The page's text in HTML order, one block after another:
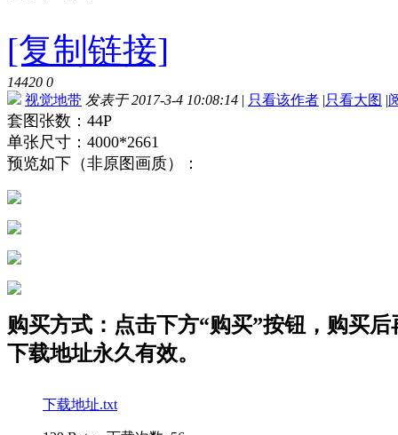
[复制链接]
14420 0
视觉地带 发表于 2017-3-4 10:08:14 | 只看该作者 |只看大图 |
套图张数：44P
单张尺寸：4000*2661
预览如下（非原图画质）：
购买方式：点击下方“购买”按钮，购买
下载地址永久有效。
下载地址.txt